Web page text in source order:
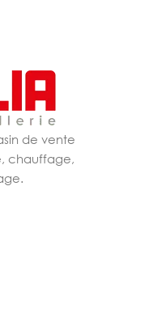
de vente
chauffage,